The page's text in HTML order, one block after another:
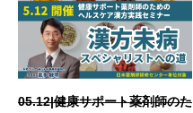
05.12|健康サポート薬剤師のた